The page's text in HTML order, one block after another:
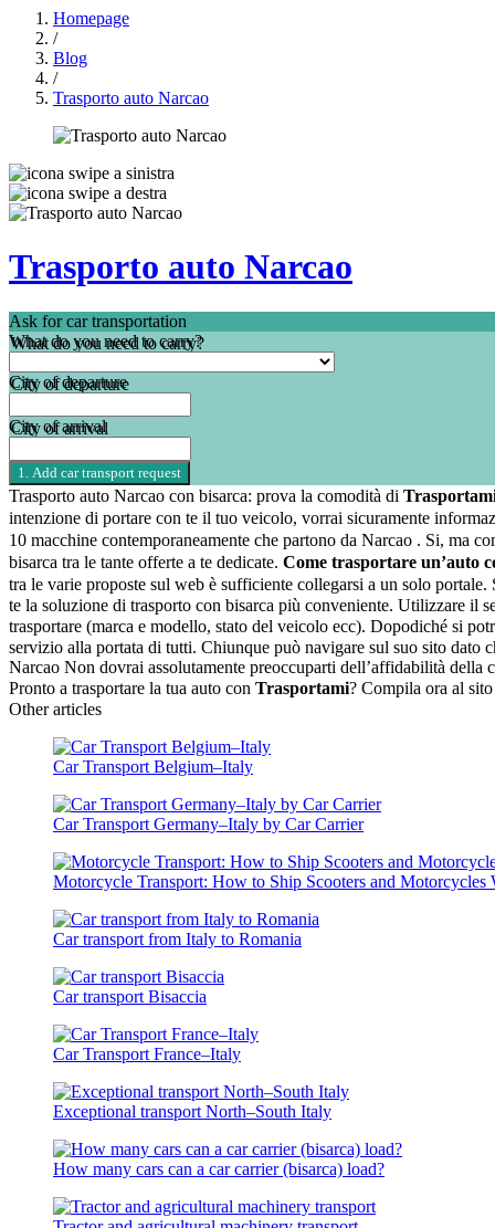
Homepage
/
Blog
/
Trasporto auto Narcao
Trasporto auto Narcao
Ask for car transportation
What do you need to carry?
City of departure
City of arrival
Trasporto auto Narcao con bisarca: prova la comodità di
intenzione di portare con te il tuo veicolo, vorrai sicuramente
10 macchine contemporaneamente che partono da Narcao . Si, ma
bisarca tra le tante offerte a te dedicate. Come trasportare un’auto
tra le varie proposte sul web è sufficiente collegarsi a un solo portale.
te la soluzione di trasporto con bisarca più conveniente. Utilizzare il
trasportare (marca e modello, stato del veicolo ecc). Dopodiché si
servizio alla portata di tutti. Chiunque può navigare sul suo sito
Narcao Non dovrai assolutamente preoccuparti dell’affidabilità
Pronto a trasportare la tua auto con Trasportami? Compila ora al
Other articles
Car Transport Belgium–Italy
Car Transport Germany–Italy by Car Carrier
Motorcycle Transport: How to Ship Scooters and Motorcycles
Car transport from Italy to Romania
Car transport Bisaccia
Car Transport France–Italy
Exceptional transport North–South Italy
How many cars can a car carrier (bisarca) load?